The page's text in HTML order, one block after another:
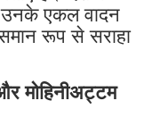
उनके एकल वादन
रूप से सराहा
मोहिनीअट्टम